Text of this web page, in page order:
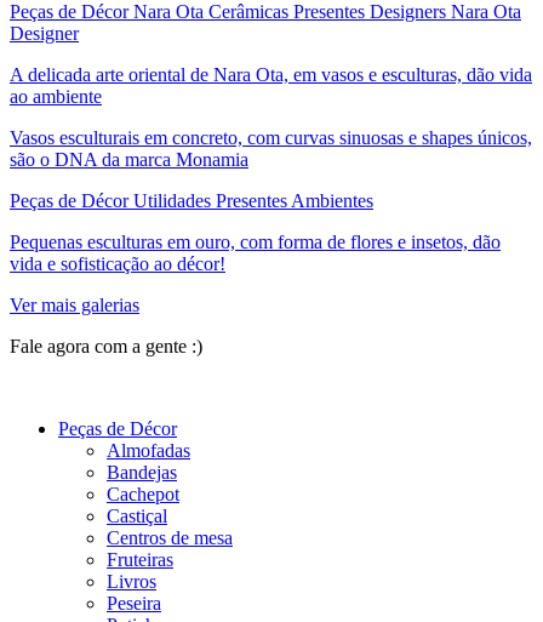
Peças de Décor Nara Ota Cerâmicas Presentes Designers Nara Ota
Designer
A delicada arte oriental de Nara Ota, em vasos e esculturas, dão vida
ao ambiente
Vasos esculturais em concreto, com curvas sinuosas e shapes únicos,
são o DNA da marca Monamia
Peças de Décor Utilidades Presentes Ambientes
Pequenas esculturas em ouro, com forma de flores e insetos, dão
vida e sofisticação ao décor!
Ver mais galerias
Fale agora com a gente :)
Peças de Décor
Almofadas
Bandejas
Cachepot
Castiçal
Centros de mesa
Fruteiras
Livros
Peseira